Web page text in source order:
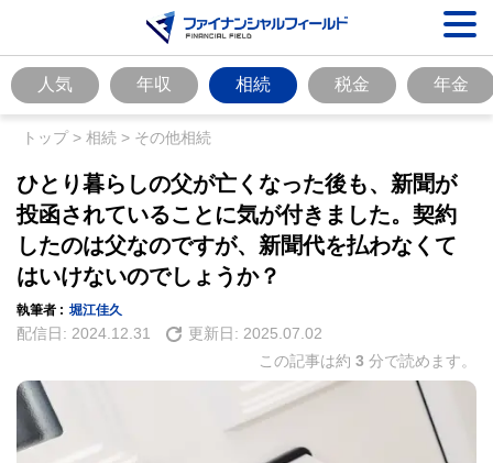
人気 年収 相続 税金 年金
トップ> 相続 > その他相続
ひとり暮らしの父が亡くなった後も、新聞が
投函されていることに気が付きました。契約
したのは父なのですが、新聞代を払わなくて
はいけないのでしょうか？
執筆者 : 堀江佳久
配信日: 2024.12.31 更新日: 2025.07.02
この記事は約 3 分で読めます。